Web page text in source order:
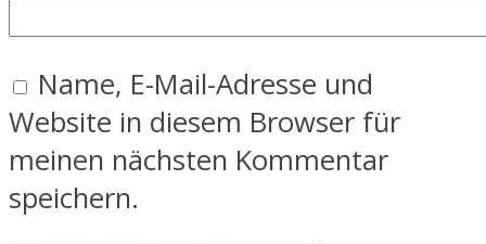
Name, E-Mail-Adresse und
Website in diesem Browser für
meinen nächsten Kommentar
speichern.